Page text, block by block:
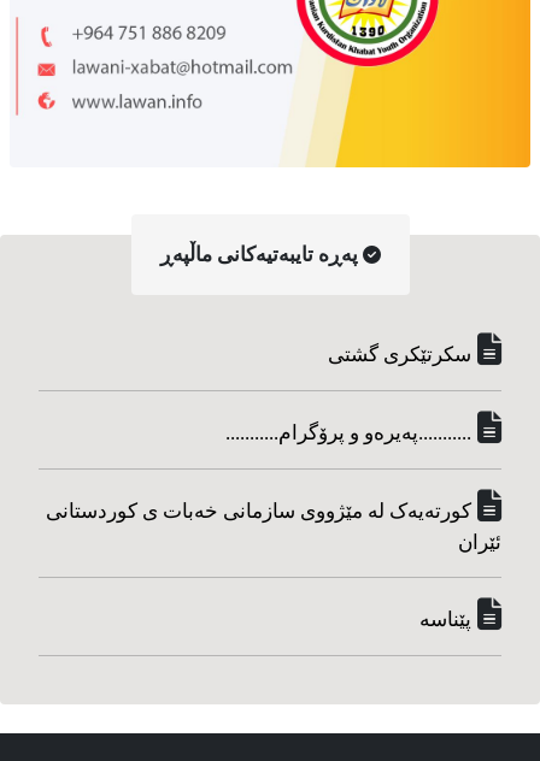
په‌ڕه‌ تایبه‌تیه‌کانی ماڵپه‌ڕ
سکرتێکری گشتی
...........په‌یره‌و و پرۆگرام...........
کورته‌یه‌ک له مێژووی سازمانی خه‌بات ی کوردستانی
ئێران
پێناسه‌